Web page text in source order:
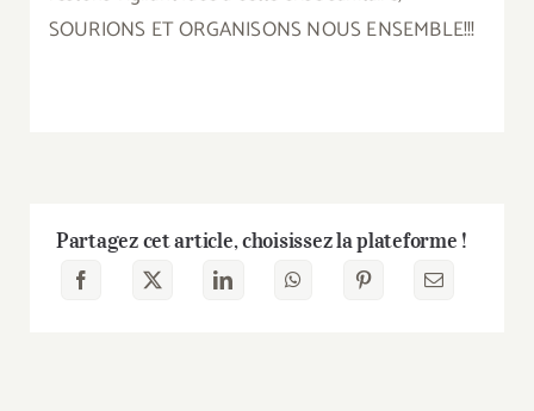
SOURIONS ET ORGANISONS NOUS ENSEMBLE!!!
Partagez cet article, choisissez la plateforme !